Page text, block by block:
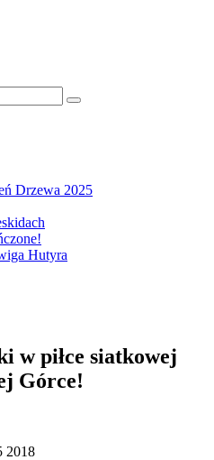
Drzewa 2025
Hutyra
w piłce siatkowej
Górce!
2018